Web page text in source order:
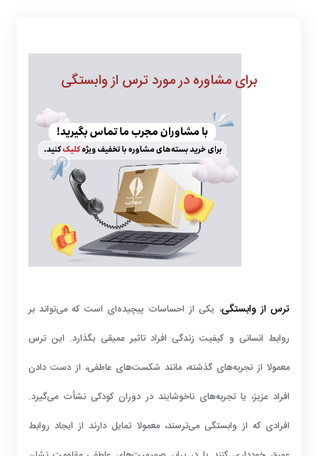
برای مشاوره در مورد ترس از وابستگی
ترس از وابستگی، یکی از احساسات پیچیده‌ای است که می‌تواند بر
روابط انسانی و کیفیت زندگی افراد تاثیر عمیقی بگذارد. این ترس
معمولا از تجربه‌های گذشته، مانند شکست‌های عاطفی، از دست دادن
افراد عزیز، یا تجربه‌های ناخوشایند در دوران کودکی نشأت می‌گیرد.
افرادی که از وابستگی می‌ترسند، معمولا تمایل دارند از ایجاد روابط